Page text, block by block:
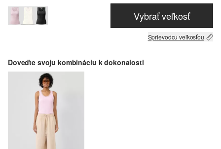
Vybrať veľkosť
Sprievodcu veľkosťou
Doveďte svoju kombináciu k dokonalosti